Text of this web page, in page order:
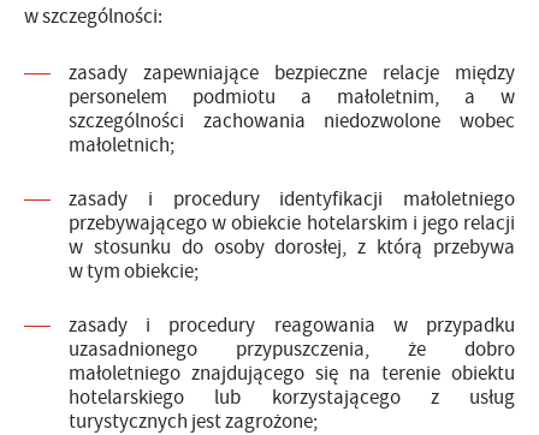
w szczególności:
zasady zapewniające bezpieczne relacje między
personelem podmiotu a małoletnim, a w
szczególności zachowania niedozwolone wobec
małoletnich;
zasady i procedury identyfikacji małoletniego
przebywającego w obiekcie hotelarskim i jego relacji
w stosunku do osoby dorosłej, z którą przebywa
w tym obiekcie;
zasady i procedury reagowania w przypadku
uzasadnionego przypuszczenia, że dobro
małoletniego znajdującego się na terenie obiektu
hotelarskiego lub korzystającego z usług
turystycznych jest zagrożone;